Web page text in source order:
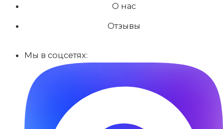
О нас
Отзывы
Мы в соцсетях: